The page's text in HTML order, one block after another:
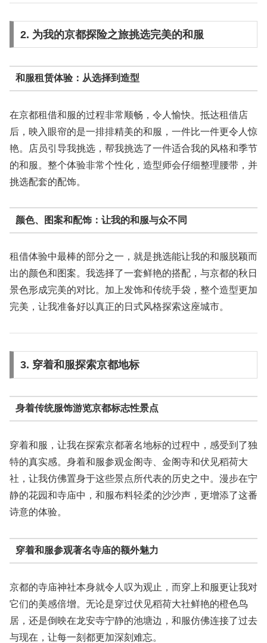
2. 为我的京都探险之旅挑选完美的和服
和服租赁体验：从选择到造型
在京都租借和服的过程非常顺畅，令人愉快。抵达租借店
后，映入眼帘的是一排排精美的和服，一件比一件更令人惊
艳。店员引导我挑选，帮我挑选了一件适合我的风格和季节
的和服。整个体验非常个性化，造型师会仔细整理腰带，并
挑选配套的配饰。
颜色、图案和配饰：让我的和服与众不同
租借体验中最棒的部分之一，就是挑选能让我的和服脱颖而
出的颜色和图案。我选择了一套鲜艳的搭配，与京都的秋日
景色形成完美的对比。加上发饰和传统手袋，整个造型更加
完美，让我准备好以真正的日式风格探索这座城市。
3. 穿着和服探索京都地标
身着传统服饰游览京都标志性景点
穿着和服，让我在探索京都著名地标的过程中，感受到了独
特的真实感。身着和服参观金阁寺、金阁寺和伏见稻荷大
社，让我仿佛置身于这些景点所代表的历史之中。漫步在宁
静的花园和寺庙中，和服布料轻柔的沙沙声，更增添了这番
诗意的体验。
穿着和服参观著名寺庙的额外魅力
京都的寺庙神社本身就令人叹为观止，而穿上和服更让我对
它们的美感倍增。无论是穿过伏见稻荷大社鲜艳的橙色鸟
居，还是倒映在龙安寺宁静的池塘边，和服仿佛连接了过去
与现在，让每一刻都更加深刻难忘。